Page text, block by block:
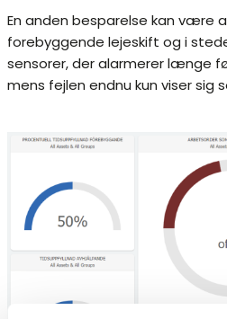
En anden besparelse kan være
forebyggende lejeskift og i
sensorer, der alarmerer længe
mens fejlen endnu kun viser sig